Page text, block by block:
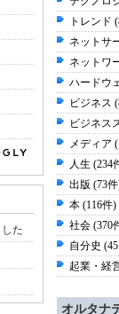
た
トレンド
ネットサ
ネットワ
ハードウ
ビジネス
ビジネス
メディア
人生 (234
出版 (73
本 (116件)
社会 (370
自分史
起業・経
オルタナ